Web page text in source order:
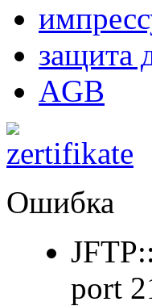
защита
AGB
Ошибка
port